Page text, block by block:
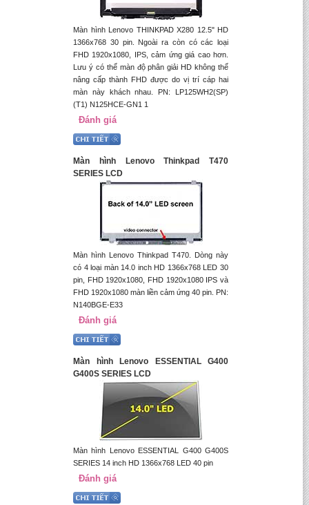
Màn hình Lenovo THINKPAD X280 12.5" HD
1366x768 30 pin. Ngoài ra còn có các loại
FHD 1920x1080, IPS, cảm ứng giá cao hơn.
Lưu ý có thể màn độ phân giải HD không thể
nâng cấp thành FHD được do vị trí cáp hai
màn này khách nhau. PN: LP125WH2(SP)
(T1) N125HCE-GN1 1
Đánh giá
Màn hình Lenovo Thinkpad T470
SERIES LCD
Màn hình Lenovo Thinkpad T470. Dòng này
có 4 loại màn 14.0 inch HD 1366x768 LED 30
pin, FHD 1920x1080, FHD 1920x1080 IPS và
FHD 1920x1080 màn liền cảm ứng 40 pin. PN:
N140BGE-E33
Đánh giá
Màn hình Lenovo ESSENTIAL G400
G400S SERIES LCD
Màn hình Lenovo ESSENTIAL G400 G400S
SERIES 14 inch HD 1366x768 LED 40 pin
Đánh giá